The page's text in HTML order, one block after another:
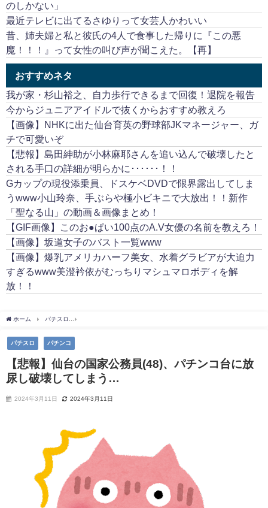
のしかない」
最近テレビに出てるさゆりって女芸人かわいい
昔、姉夫婦と私と彼氏の4人で食事した帰りに『この悪
魔！！！』って女性の叫び声が聞こえた。【再】
おすすめネタ
我が家・杉山裕之、自力歩行できるまで回復！退院を報告
今からジュニアアイドルで抜くからおすすめ教えろ
【画像】NHKに出た仙台育英の野球部JKマネージャー、ガ
チで可愛いぞ
【悲報】島田紳助が小林麻耶さんを追い込んで破壊したと
される手口の詳細が明らかに･･････！！
Gカップの現役添乗員、ドスケベDVDで限界露出してしま
うwww小山玲奈、手ぶらや極小ビキニで大放出！！新作
「聖なる山」の動画＆画像まとめ！
【GIF画像】このお●ぱい100点のA.V女優の名前を教えろ！
【画像】坂道女子のバスト一覧www
【画像】爆乳アメリカハーフ美女、水着グラビアが大迫力
すぎるwww美澄衿依がむっちりマシュマロボディを解
放！！
ホーム パチスロ
パチスロ パチンコ
【悲報】仙台の国家公務員(48)、パチンコ台に放
尿し破壊してしまう…
2024年3月11日 2024年3月11日